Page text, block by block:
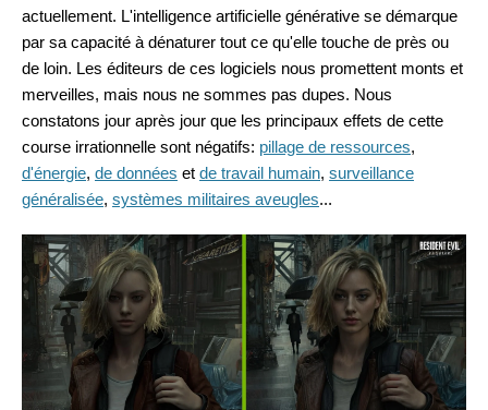
actuellement. L'intelligence artificielle générative se démarque
par sa capacité à dénaturer tout ce qu'elle touche de près ou
de loin. Les éditeurs de ces logiciels nous promettent monts et
merveilles, mais nous ne sommes pas dupes. Nous
constatons jour après jour que les principaux effets de cette
course irrationnelle sont négatifs: pillage de ressources,
d'énergie, de données et de travail humain, surveillance
généralisée, systèmes militaires aveugles...